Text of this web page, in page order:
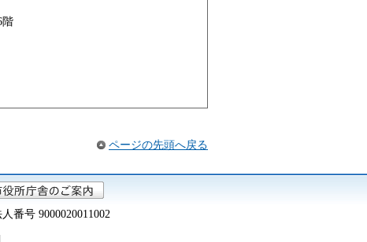
階
ページの先頭へ戻る
番号 9000020011002